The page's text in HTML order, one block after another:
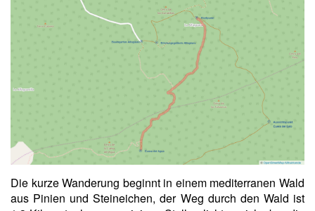
Die kurze Wanderung beginnt in einem mediterranen Wald
aus Pinien und Steineichen, der Weg durch den Wald ist